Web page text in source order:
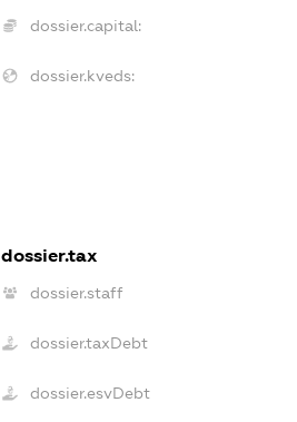
dossier.capital:
dossier.kveds:
dossier.tax
dossier.staff
dossier.taxDebt
dossier.esvDebt